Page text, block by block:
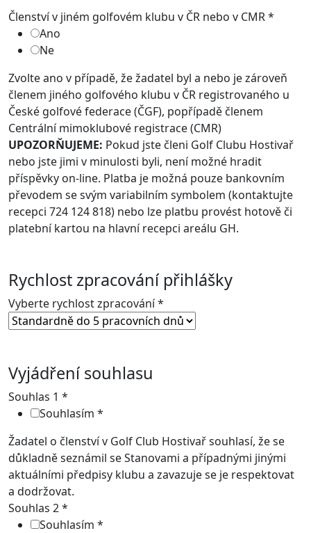
Členství v jiném golfovém klubu v ČR nebo v CMR*
Ano
Ne
Zvolte ano v případě, že žadatel byl a nebo je zároveň
členem jiného golfového klubu v ČR registrovaného u
České golfové federace (ČGF), popřípadě členem
Centrální mimoklubové registrace (CMR)
UPOZORŇUJEME: Pokud jste členi Golf Clubu Hostivař
nebo jste jimi v minulosti byli, není možné hradit
příspěvky on-line. Platba je možná pouze bankovním
převodem se svým variabilním symbolem (kontaktujte
recepci 724 124 818) nebo lze platbu provést hotově či
platební kartou na hlavní recepci areálu GH.
Rychlost zpracování přihlášky
Vyberte rychlost zpracování*
Vyjádření souhlasu
Souhlas 1 *
Souhlasím *
Žadatel o členství v Golf Club Hostivař souhlasí, že se
důkladně seznámil se Stanovami a případnými jinými
aktuálními předpisy klubu a zavazuje se je respektovat
a dodržovat.
Souhlas 2*
Souhlasím *